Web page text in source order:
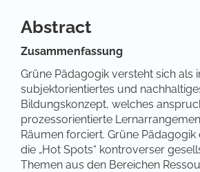
Abstract
Zusammenfassung
Grüne Pädagogik versteht sich als
subjektorientiertes und
Bildungskonzept, welches
prozessorientierte
Räumen forciert. Grüne
die „Hot Spots“ kontroverser
Themen aus den Bereichen